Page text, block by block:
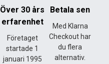
Över 30 års
erfarenhet
Företaget
startade 1
januari 1995
Betala sen
Med Klarna
Checkout har
du flera
alternativ.